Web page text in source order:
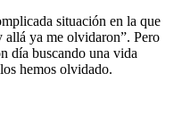
situación en la que
allá ya me olvidaron”. Pero
día buscando una vida
hemos olvidado.